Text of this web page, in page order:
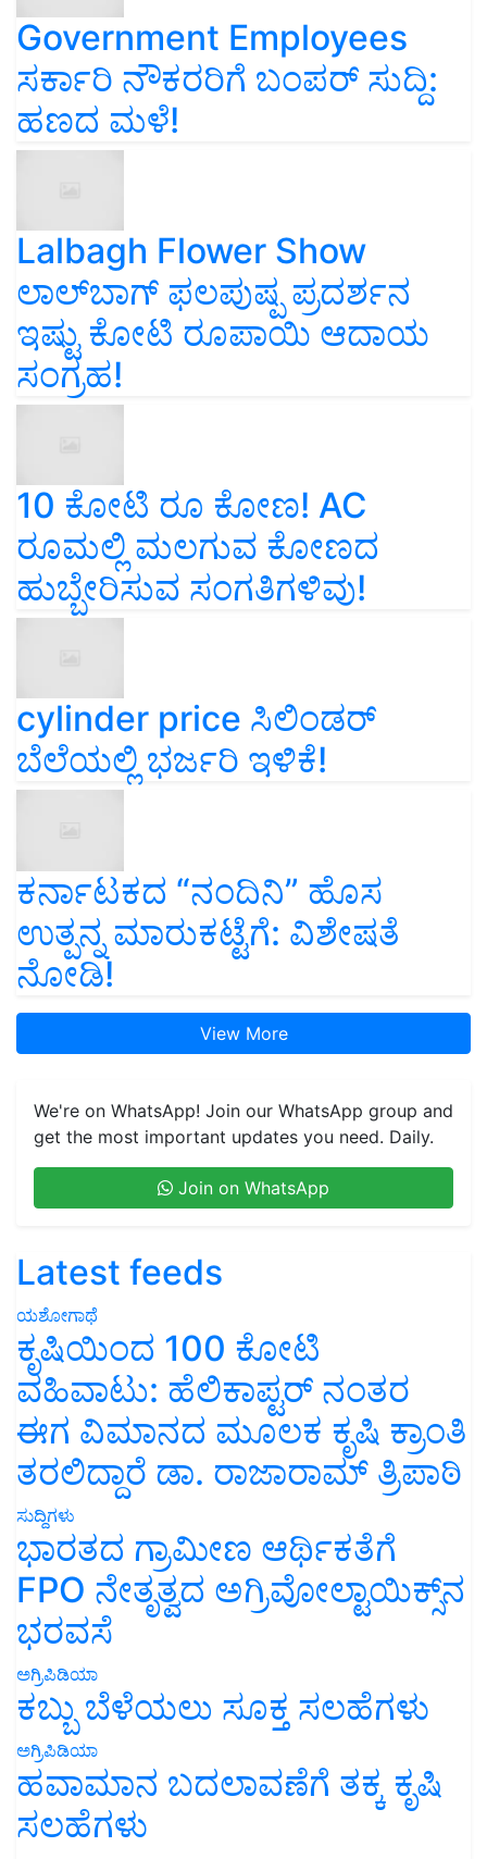
Government Employees
ಸರ್ಕಾರಿ ನೌಕರರಿಗೆ ಬಂಪರ್‌ ಸುದ್ದಿ:
ಹಣದ ಮಳೆ!
Lalbagh Flower Show
ಲಾಲ್‌ಬಾಗ್ ಫಲಪುಷ್ಪ ಪ್ರದರ್ಶನ
ಇಷ್ಟು ಕೋಟಿ ರೂಪಾಯಿ ಆದಾಯ
ಸಂಗ್ರಹ!
10 ಕೋಟಿ ರೂ ಕೋಣ! AC
ರೂಮಲ್ಲಿ ಮಲಗುವ ಕೋಣದ
ಹುಬ್ಬೇರಿಸುವ ಸಂಗತಿಗಳಿವು!
cylinder price ಸಿಲಿಂಡರ್‌
ಬೆಲೆಯಲ್ಲಿ ಭರ್ಜರಿ ಇಳಿಕೆ!
ಕರ್ನಾಟಕದ “ನಂದಿನಿ” ಹೊಸ
ಉತ್ಪನ್ನ ಮಾರುಕಟ್ಟೆಗೆ: ವಿಶೇಷತೆ
ನೋಡಿ!
View More
We're on WhatsApp! Join our WhatsApp group and
get the most important updates you need. Daily.
Join on WhatsApp
Latest feeds
ಯಶೋಗಾಥೆ
ಕೃಷಿಯಿಂದ 100 ಕೋಟಿ
ವಹಿವಾಟು: ಹೆಲಿಕಾಪ್ಟರ್ ನಂತರ
ಈಗ ವಿಮಾನದ ಮೂಲಕ ಕೃಷಿ ಕ್ರಾಂತಿ
ತರಲಿದ್ದಾರೆ ಡಾ. ರಾಜಾರಾಮ್ ತ್ರಿಪಾಠಿ
ಸುದ್ದಿಗಳು
ಭಾರತದ ಗ್ರಾಮೀಣ ಆರ್ಥಿಕತೆಗೆ
FPO ನೇತೃತ್ವದ ಅಗ್ರಿವೋಲ್ಟಾಯಿಕ್ಸ್‌ನ
ಭರವಸೆ
ಅಗ್ರಿಪಿಡಿಯಾ
ಕಬ್ಬು ಬೆಳೆಯಲು ಸೂಕ್ತ ಸಲಹೆಗಳು
ಅಗ್ರಿಪಿಡಿಯಾ
ಹವಾಮಾನ ಬದಲಾವಣೆಗೆ ತಕ್ಕ ಕೃಷಿ
ಸಲಹೆಗಳು